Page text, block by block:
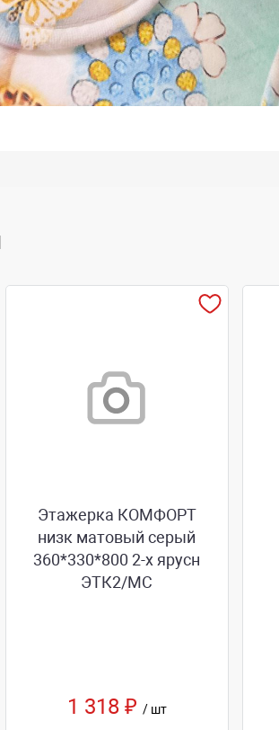
Этажерка КОМФОРТ
низк матовый серый
360*330*800 2-х ярусн
ЭТК2/МС
1 318 ₽ / шт